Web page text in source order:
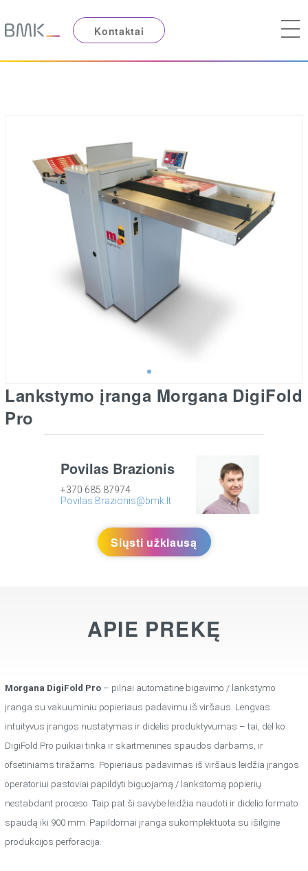
Kontaktai
Lankstymo įranga Morgana DigiFold
Pro
Povilas Brazionis
+370 685 87974
Povilas.Brazionis@bmk.lt
Siųsti užklausą
APIE PREKĘ
Morgana DigiFold Pro – pilnai automatinė bigavimo / lankstymo
įranga su vakuuminiu popieriaus padavimu iš viršaus. Lengvas
intuityvus įrangos nustatymas ir didelis produktyvumas – tai, dėl ko
DigiFold Pro puikiai tinka ir skaitmeninės spaudos darbams, ir
ofsetiniams tiražams. Popieriaus padavimas iš viršaus leidžia įrangos
operatoriui pastoviai papildyti biguojamą / lankstomą popierių
nestabdant proceso. Taip pat ši savybė leidžia naudoti ir didelio formato
spaudą iki 900 mm. Papildomai įranga sukomplektuota su išilgine
produkcijos perforacija.